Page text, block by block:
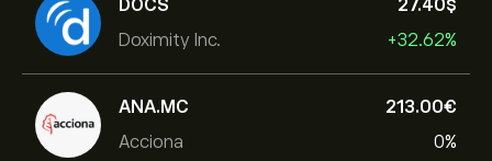
DOCS
Doximity Inc.
27.40‎$‎
+32.62%
ANA.MC
Acciona
213.00‎€‎
0%